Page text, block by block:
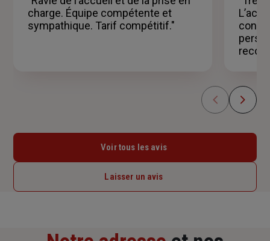
charge. Équipe compétente et
sympathique. Tarif compétitif."
Voir tous les avis
Laisser un avis